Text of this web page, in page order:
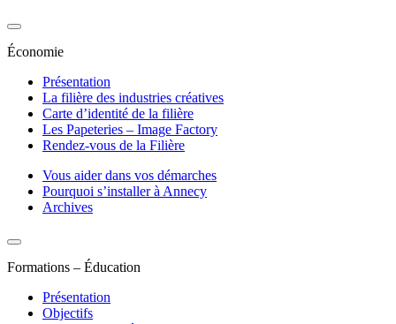
Économie
Présentation
La filière des industries créatives
Carte d’identité de la filière
Les Papeteries – Image Factory
Rendez-vous de la Filière
Vous aider dans vos démarches
Pourquoi s’installer à Annecy
Archives
Formations – Éducation
Présentation
Objectifs